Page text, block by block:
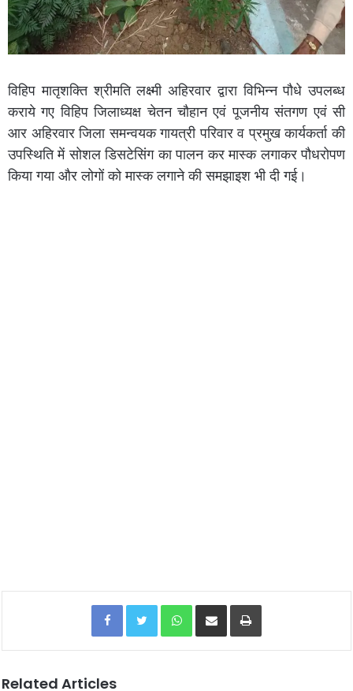
विहिप मातृशक्ति श्रीमति लक्ष्मी अहिरवार द्वारा विभिन्न पौधे उपलब्ध
कराये गए विहिप जिलाध्यक्ष चेतन चौहान एवं पूजनीय संतगण एवं सी
आर अहिरवार जिला समन्वयक गायत्री परिवार व प्रमुख कार्यकर्ता की
उपस्थिति में सोशल डिसटेसिंग का पालन कर मास्क लगाकर पौधरोपण
किया गया और लोगों को मास्क लगाने की समझाइश भी दी गई।
Facebook Twitter WhatsApp
Related Articles